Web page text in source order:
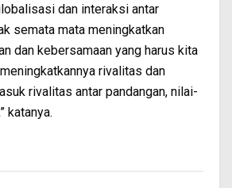
dan interaksi antar
semata mata meningkatkan
dan kebersamaan yang harus kita
rivalitas dan
rivalitas antar pandangan, nilai-
katanya.